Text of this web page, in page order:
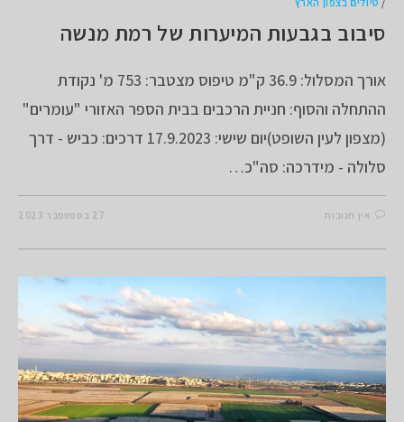
סיבוב בגבעות המיערות של רמת מנשה
אורך המסלול: 36.9 ק"מ טיפוס מצטבר: 753 מ' נקודת
ההתחלה והסוף: חניית הרכבים בבית הספר האזורי "עומרים"
(מצפון לעין השופט)יום שישי: 17.9.2023 דרכים: כביש - דרך
סלולה - מידרכה: סה"כ…
אין תגובות 27 בספטמבר 2023